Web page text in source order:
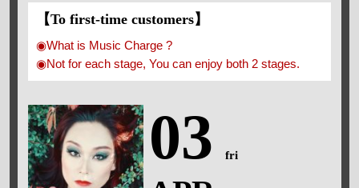
【To first-time customers】
◉What is Music Charge ?
◉Not for each stage, You can enjoy both 2 stages.
03 fri